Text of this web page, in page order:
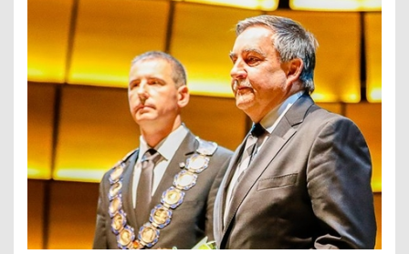
IGAZGATÁSI, SZOLGÁLTATÁSI DÍJAK
SZABÁLYZATOK
MŰKÖDÉSI DOKUMENTUMOK
KÖZÉRDEKŰ ADATOK
NYOMTATVÁNYOK
SZAKCSOPORTOK